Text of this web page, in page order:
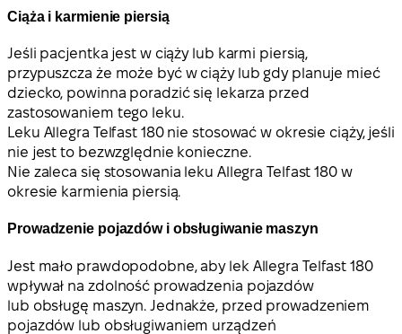
Ciąża i karmienie piersią
Jeśli pacjentka jest w ciąży lub karmi piersią,
przypuszcza że może być w ciąży lub gdy planuje mieć
dziecko, powinna poradzić się lekarza przed
zastosowaniem tego leku.
Leku Allegra Telfast 180 nie stosować w okresie ciąży, jeśli
nie jest to bezwzględnie konieczne.
Nie zaleca się stosowania leku Allegra Telfast 180 w
okresie karmienia piersią.
Prowadzenie pojazdów i obsługiwanie maszyn
Jest mało prawdopodobne, aby lek Allegra Telfast 180
wpływał na zdolność prowadzenia pojazdów
lub obsługę maszyn. Jednakże, przed prowadzeniem
pojazdów lub obsługiwaniem urządzeń